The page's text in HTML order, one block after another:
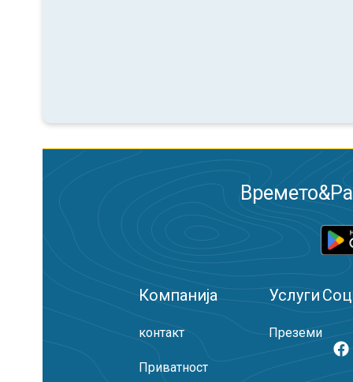
Компанија
контакт
Приватност
Услуги
Преземи